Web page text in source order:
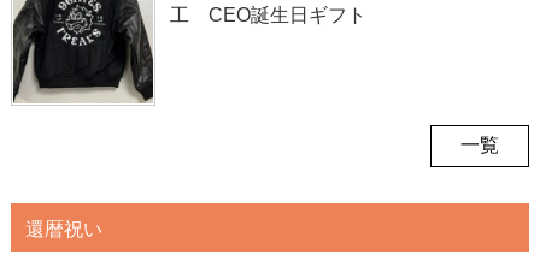
工 CEO誕生日ギフト
一覧
還暦祝い